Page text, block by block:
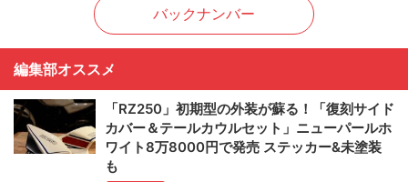
バックナンバー
編集部オススメ
「RZ250」初期型の外装が蘇る！「復刻サイド
カバー＆テールカウルセット」ニューパールホ
ワイト8万8000円で発売 ステッカー&未塗装
も